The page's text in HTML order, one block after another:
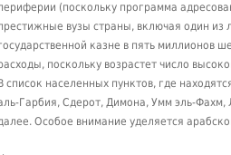
(поскольку программа
вузы страны, включая один из
казне в пять миллионов
поскольку возрастет число
список населенных пунктов, где
Гарбия, Сдерот, Димона, Умм эль-
Особое внимание уделяется